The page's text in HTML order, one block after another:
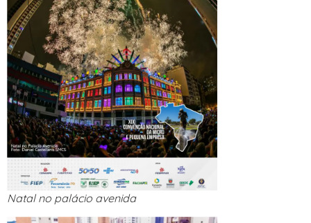
Natal no palácio avenida